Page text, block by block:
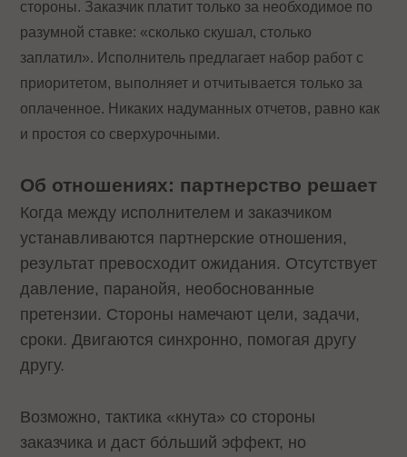
стороны. Заказчик платит только за необходимое по
разумной ставке: «сколько скушал, столько
заплатил». Исполнитель предлагает набор работ с
приоритетом, выполняет и отчитывается только за
оплаченное. Никаких надуманных отчетов, равно как
и простоя со сверхурочными.
Об отношениях: партнерство решает
Когда между исполнителем и заказчиком
устанавливаются партнерские отношения,
результат превосходит ожидания. Отсутствует
давление, паранойя, необоснованные
претензии. Стороны намечают цели, задачи,
сроки. Двигаются синхронно, помогая другу
другу.
Возможно, тактика «кнута» со стороны
заказчика и даст бо́льший эффект, но